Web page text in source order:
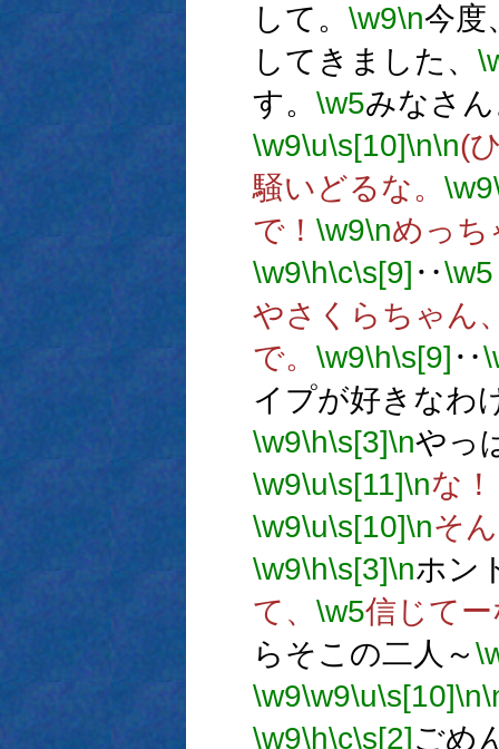
して。 \w9\n今度
してきました、
す。 \w5みなさ
\w9\u\s[10]\n\n(
騒いどるな。 \w9
で！ \w9\nめっち
\w9\h\c\s[9] ‥\w5
やさくらちゃん
で。 \w9\h\s[9] ‥
イプが好きなわ
\w9\h\s[3]\nやっ
\w9\u\s[11]\nな
\w9\u\s[10]\nそ
\w9\h\s[3]\nホン
て、 \w5信じて
らそこの二人～
\w9\w9\u\s[10]\n
\w9\h\c\s[2] ごめ